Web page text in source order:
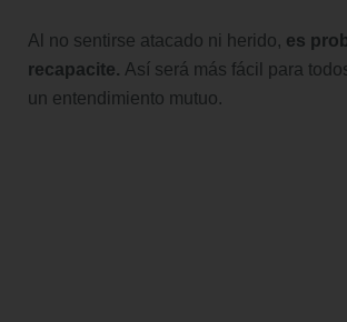
Al no sentirse atacado ni herido, es
recapacite. Así será más fácil para
un entendimiento mutuo.